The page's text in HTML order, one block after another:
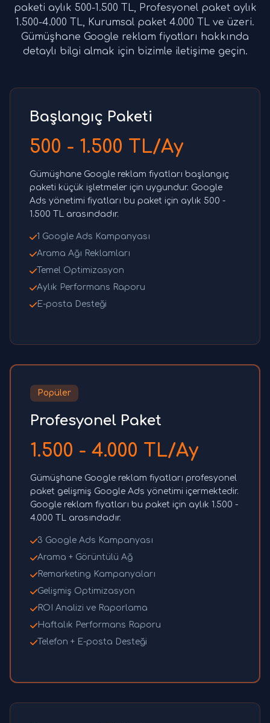
paketi aylık 500-1.500 TL, Profesyonel paket aylık
1.500-4.000 TL, Kurumsal paket 4.000 TL ve üzeri.
Gümüşhane Google reklam fiyatları hakkında
detaylı bilgi almak için bizimle iletişime geçin.
Başlangıç Paketi
500 - 1.500 TL/Ay
Gümüşhane Google reklam fiyatları başlangıç
paketi küçük işletmeler için uygundur. Google
Ads yönetimi fiyatları bu paket için aylık 500 -
1.500 TL arasındadır.
1 Google Ads Kampanyası
Arama Ağı Reklamları
Temel Optimizasyon
Aylık Performans Raporu
E-posta Desteği
Popüler
Profesyonel Paket
1.500 - 4.000 TL/Ay
Gümüşhane Google reklam fiyatları profesyonel
paket gelişmiş Google Ads yönetimi içermektedir.
Google reklam fiyatları bu paket için aylık 1.500 -
4.000 TL arasındadır.
3 Google Ads Kampanyası
Arama + Görüntülü Ağ
Remarketing Kampanyaları
Gelişmiş Optimizasyon
ROI Analizi ve Raporlama
Haftalık Performans Raporu
Telefon + E-posta Desteği